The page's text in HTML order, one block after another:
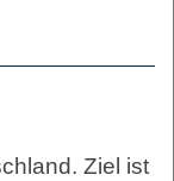
Ziel ist